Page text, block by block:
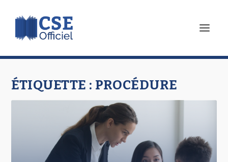
ÉTIQUETTE : PROCÉDURE